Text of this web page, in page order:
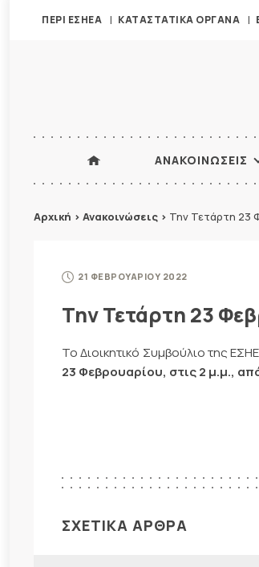
ΠΕΡΙ ΕΣΗΕΑ ΚΑΤΑΣΤΑΤΙΚΑ ΟΡΓΑΝΑ
ΑΝΑΚΟΙΝΩΣΕΙΣ
Αρχική > Ανακοινώσεις > Την Τετάρτη 23
21 ΦΕΒΡΟΥΑΡΙΟΥ 2022
Την Τετάρτη 23
Το Διοικητικό Συμβούλιο της
23 Φεβρουαρίου, στις 2 μ.μ.,
ΣΧΕΤΙΚΑ ΑΡΘΡΑ